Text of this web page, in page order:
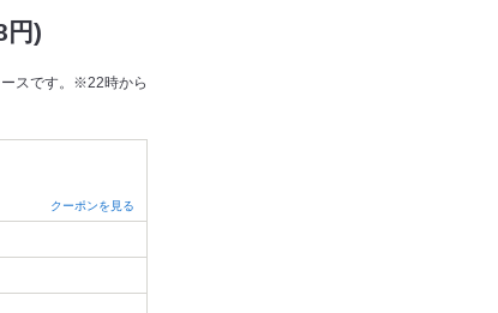
)
スです。※22時から
クーポンを見る